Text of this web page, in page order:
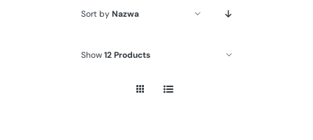
Sort byNazwa
Show12 Products